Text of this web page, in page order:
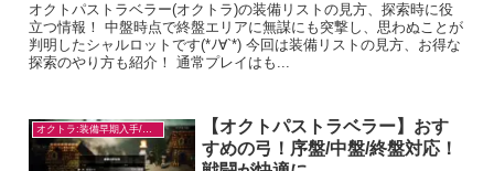
オクトパストラベラー(オクトラ)の装備リストの見方、探索時に役
立つ情報！ 中盤時点で終盤エリアに無謀にも突撃し、思わぬことが
判明したシャルロットです(*ﾉ∀`*) 今回は装備リストの見方、お得な
探索のやり方も紹介！ 通常プレイはも...
オクトラ:装備早期入手/目的別
【オクトパストラベラー】おす
すめの弓！序盤/中盤/終盤対応！